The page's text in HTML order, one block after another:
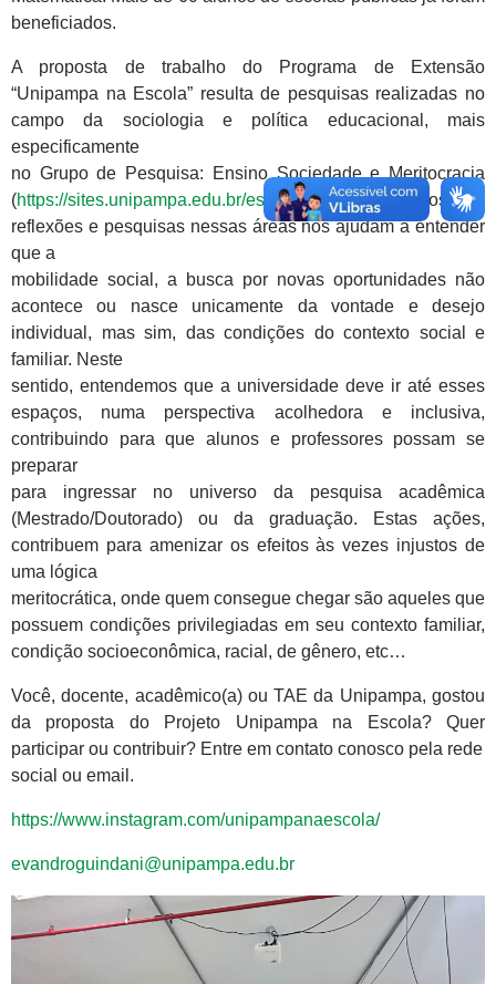
beneficiados.
A proposta de trabalho do Programa de Extensão
“Unipampa na Escola” resulta de pesquisas realizadas no
campo da sociologia e política educacional, mais
especificamente
no Grupo de Pesquisa: Ensino Sociedade e Meritocracia
(https://sites.unipampa.edu.br/esmer/). Os resultados de
reflexões e pesquisas nessas áreas nos ajudam a entender
que a
mobilidade social, a busca por novas oportunidades não
acontece ou nasce unicamente da vontade e desejo
individual, mas sim, das condições do contexto social e
familiar. Neste
sentido, entendemos que a universidade deve ir até esses
espaços, numa perspectiva acolhedora e inclusiva,
contribuindo para que alunos e professores possam se
preparar
para ingressar no universo da pesquisa acadêmica
(Mestrado/Doutorado) ou da graduação. Estas ações,
contribuem para amenizar os efeitos às vezes injustos de
uma lógica
meritocrática, onde quem consegue chegar são aqueles que
possuem condições privilegiadas em seu contexto familiar,
condição socioeconômica, racial, de gênero, etc…
Você, docente, acadêmico(a) ou TAE da Unipampa, gostou
da proposta do Projeto Unipampa na Escola? Quer
participar ou contribuir? Entre em contato conosco pela rede
social ou email.
https://www.instagram.com/unipampanaescola/
evandroguindani@unipampa.edu.br